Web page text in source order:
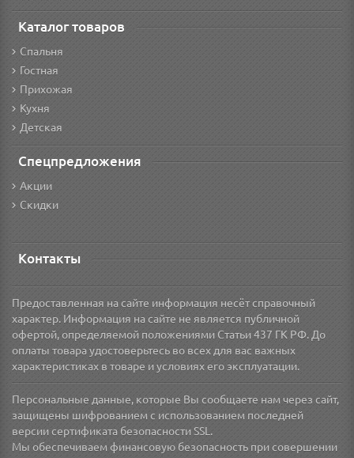
Каталог товаров
Спальня
Гостная
Прихожая
Кухня
Детская
Спецпредложения
Акции
Скидки
Контакты
Предоставленная на сайте информация несёт справочный
характер. Информация на сайте не является публичной
офертой, определяемой положениями Статьи 437 ГК РФ. До
оплаты товара удостоверьтесь во всех для вас важных
характеристиках в товаре и условиях его эксплуатации.
Персональные данные, которые Вы сообщаете нам через сайт,
защищены шифрованием с использованием последней
версии сертификата безопасности SSL.
Мы обеспечиваем финансовую безопасность при совершении